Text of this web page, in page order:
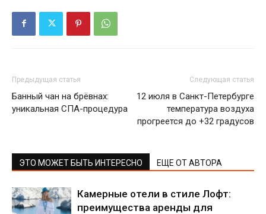
Предыдущая статья
Банный чан на брёвнах:
уникальная СПА-процедура
Следующая статья
12 июля в Санкт-Петербурге
температура воздуха
прогреется до +32 градусов
ЭТО МОЖЕТ БЫТЬ ИНТЕРЕСНО ЕЩЕ ОТ АВТОРА
Камерные отели в стиле Лофт:
преимущества аренды для